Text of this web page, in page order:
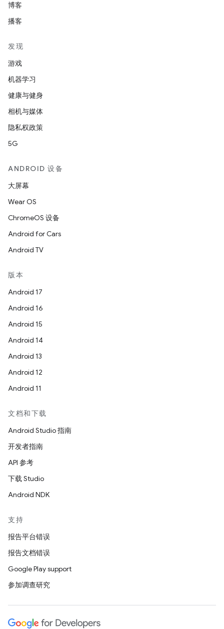
博客
播客
发现
游戏
机器学习
健康与健身
相机与媒体
隐私权政策
5G
ANDROID 设备
大屏幕
Wear OS
ChromeOS 设备
Android for Cars
Android TV
版本
Android 17
Android 16
Android 15
Android 14
Android 13
Android 12
Android 11
文档和下载
Android Studio 指南
开发者指南
API 参考
下载 Studio
Android NDK
支持
报告平台错误
报告文档错误
Google Play support
参加调查研究